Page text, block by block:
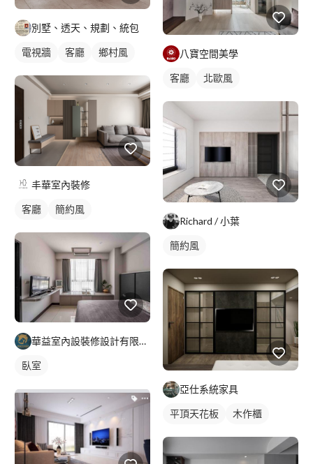
別墅、透天、規劃、統包
電視牆 客廳 鄉村風
丰華室內裝修
客廳 簡約風
華益室內設裝修設計有限公司
臥室
八寶空間美學
客廳 北歐風
Richard / 小葉
簡約風
亞仕系統家具
平頂天花板 木作櫃